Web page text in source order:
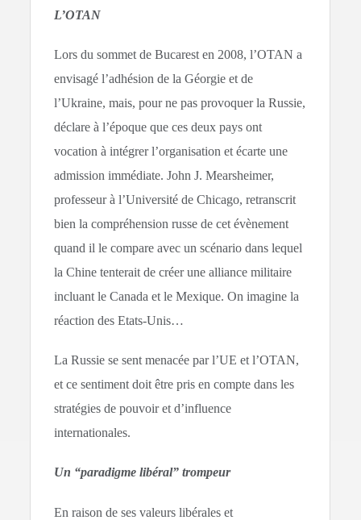
L’OTAN
Lors du sommet de Bucarest en 2008, l’OTAN a
envisagé l’adhésion de la Géorgie et de
l’Ukraine, mais, pour ne pas provoquer la Russie,
déclare à l’époque que ces deux pays ont
vocation à intégrer l’organisation et écarte une
admission immédiate. John J. Mearsheimer,
professeur à l’Université de Chicago, retranscrit
bien la compréhension russe de cet évènement
quand il le compare avec un scénario dans lequel
la Chine tenterait de créer une alliance militaire
incluant le Canada et le Mexique. On imagine la
réaction des Etats-Unis…
La Russie se sent menacée par l’UE et l’OTAN,
et ce sentiment doit être pris en compte dans les
stratégies de pouvoir et d’influence
internationales.
Un “paradigme libéral” trompeur
En raison de ses valeurs libérales et